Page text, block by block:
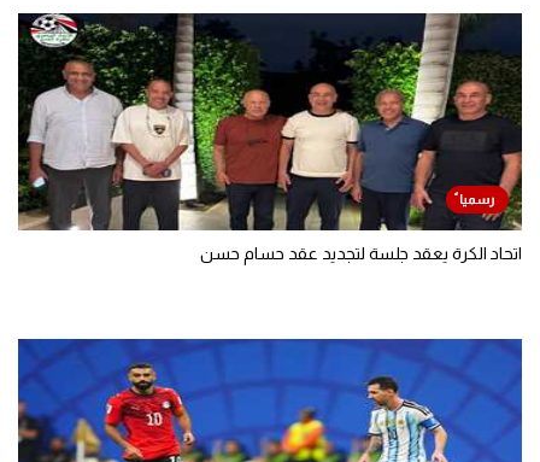
اتحاد الكرة يعقد جلسة لتجديد عقد حسام حسن